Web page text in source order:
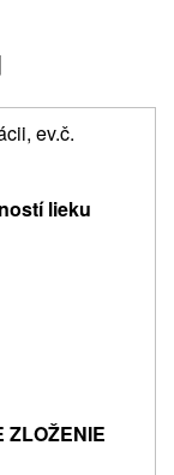
ev.č.
lieku
ZLOŽENIE